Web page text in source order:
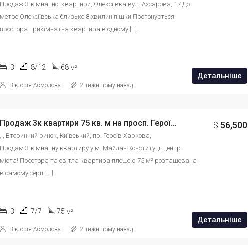
Продаж 3-кімнатної квартири, Олексіївка вул. Ахсарова, 17 До
метро Олексіївська близько 8 хвилин пішки Пропонується
простора трикімнатна квартира в одному […]
3 8/12 68 м²
Детальніше
Вікторія Асмолова 2 тижні тому назад
Продаж 3к квартири 75 кв. м на просп. Героїв Харкова 3 id: 8875469135456 $ 56,500
, , Вторинний ринок, Київський, пр. Героїв Харкова,
Продам 3-кімнатну квартиру у м. Майдан Конституції центр
міста! Простора та світла квартира площею 75 м² розташована
в самому серці […]
3 7/7 75 м²
Детальніше
Вікторія Асмолова 2 тижні тому назад